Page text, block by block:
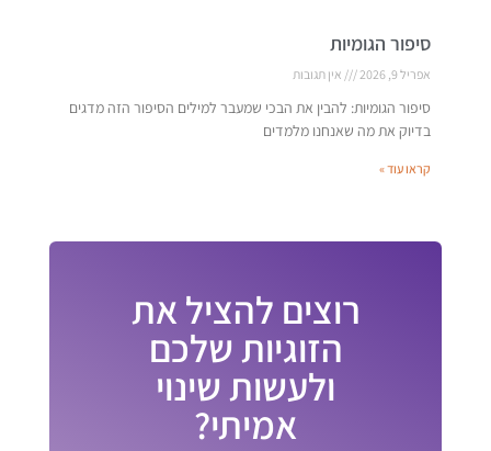
סיפור הגומיות
אפריל 9, 2026 אין תגובות
סיפור הגומיות: להבין את הבכי שמעבר למילים הסיפור הזה מדגים
בדיוק את מה שאנחנו מלמדים
קראו עוד »
רוצים להציל את
הזוגיות שלכם
ולעשות שינוי
אמיתי?